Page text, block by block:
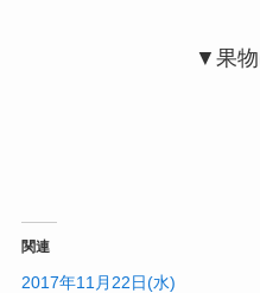
▼果物
関連
2017年11月22日(水)